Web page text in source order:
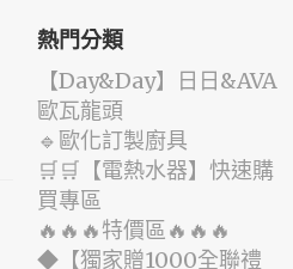
熱門分類
️【Day&Day】️日日&AVA
歐瓦龍頭
🔹歐化訂製廚具
🛒🛒【電熱水器】快速購
買專區
🔥🔥🔥特價區🔥🔥🔥
◆【獨家贈1000全聯禮